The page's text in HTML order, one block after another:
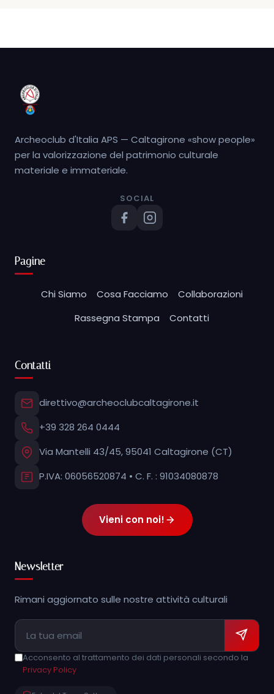
Archeoclub d'Italia APS — Caltagirone «show people»
per la valorizzazione del patrimonio culturale
materiale e immateriale.
SOCIAL
Pagine
Chi Siamo Cosa Facciamo
Collaborazioni
Rassegna Stampa
Contatti
Contatti
direttivo@archeoclubcaltagirone.it
+39 328 264 0444
Via Mantelli 43/45, 95041 Caltagirone (CT)
P.IVA: 06056520874 • C. F. : 91034080878
Vieni con noi!
Newsletter
Rimani aggiornato sulle nostre attività culturali
Acconsento al trattamento dei dati personali secondo la
Privacy Policy